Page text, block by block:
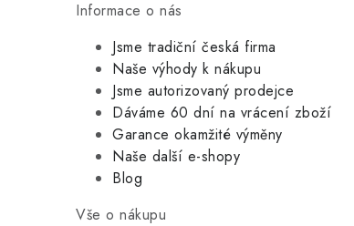
Informace o nás
Jsme tradiční česká firma
Naše výhody k nákupu
Jsme autorizovaný prodejce
Dáváme 60 dní na vrácení zboží
Garance okamžité výměny
Naše další e-shopy
Blog
Vše o nákupu